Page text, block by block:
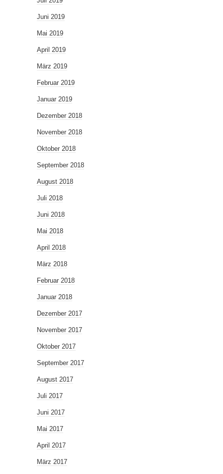
Juni 2019
Mai 2019
April 2019
März 2019
Februar 2019
Januar 2019
Dezember 2018
November 2018
Oktober 2018
September 2018
August 2018
Juli 2018
Juni 2018
Mai 2018
April 2018
März 2018
Februar 2018
Januar 2018
Dezember 2017
November 2017
Oktober 2017
September 2017
August 2017
Juli 2017
Juni 2017
Mai 2017
April 2017
März 2017